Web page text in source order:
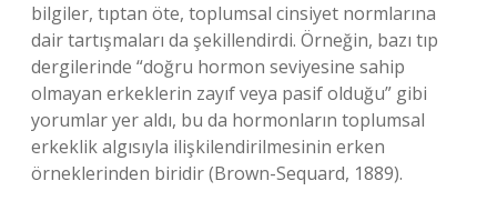
bilgiler, tıptan öte, toplumsal cinsiyet normlarına
dair tartışmaları da şekillendirdi. Örneğin, bazı tıp
dergilerinde “doğru hormon seviyesine sahip
olmayan erkeklerin zayıf veya pasif olduğu” gibi
yorumlar yer aldı, bu da hormonların toplumsal
erkeklik algısıyla ilişkilendirilmesinin erken
örneklerinden biridir (Brown-Sequard, 1889).